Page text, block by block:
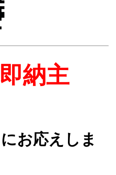
即納主
にお応えしま